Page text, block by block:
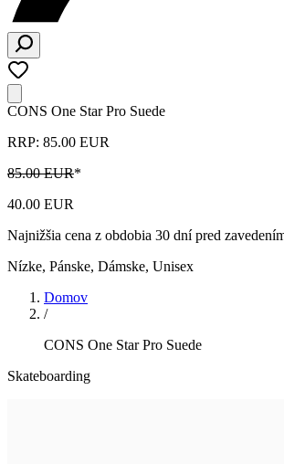
CONS One Star Pro Suede
RRP: 85.00 EUR
85.00 EUR*
40.00 EUR
Najnižšia cena z obdobia 30 dní pred
Nízke, Pánske, Dámske, Unisex
Domov
/
CONS One Star Pro Suede
Skateboarding